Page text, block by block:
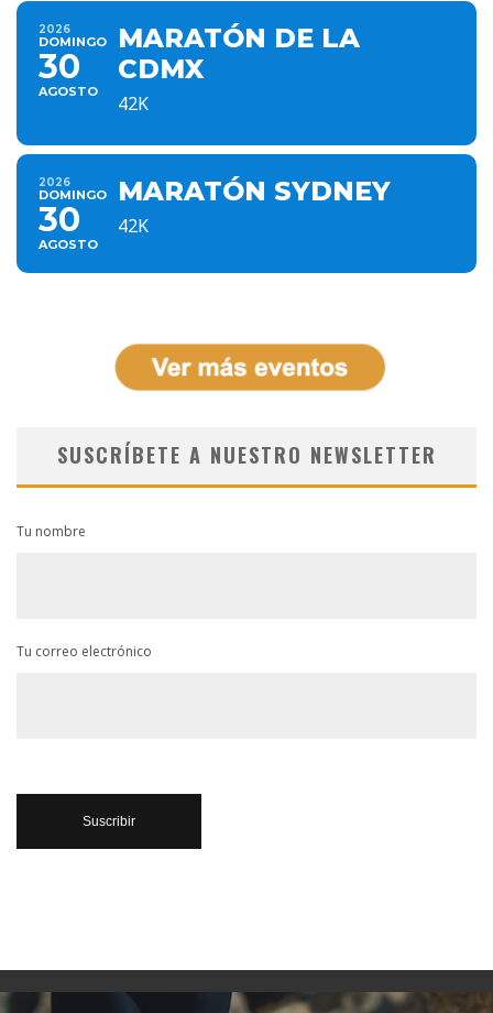
2026
DOMINGO
30
AGOSTO
MARATÓN DE LA
CDMX
42K
2026
DOMINGO
30
AGOSTO
MARATÓN SYDNEY
42K
SUSCRÍBETE A NUESTRO NEWSLETTER
Tu nombre
Tu correo electrónico